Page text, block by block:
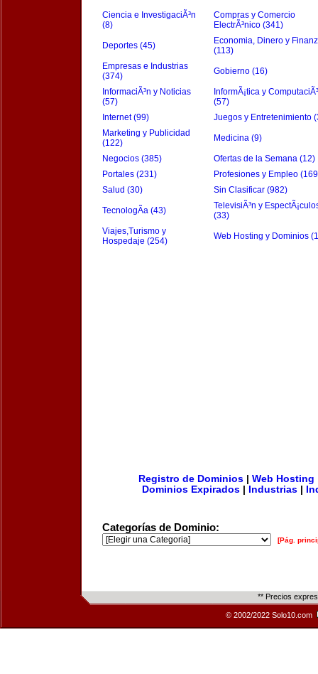
Ciencia e InvestigaciÃ³n
(8)
Compras y Comercio
ElectrÃ³nico (341)
Deportes (45)
Economia, Dinero y
(113)
Empresas e Industrias
(374)
Gobierno (16)
InformaciÃ³n y Noticias
(57)
InformÃ¡tica y
(57)
Internet (99)
Juegos y Entretenimiento
Marketing y Publicidad
(122)
Medicina (9)
Negocios (385)
Ofertas de la Semana (12)
Portales (231)
Profesiones y Empleo
Salud (30)
Sin Clasificar (982)
TecnologÃ­a (43)
TelevisiÃ³n y
(33)
Viajes,Turismo y
Hospedaje (254)
Web Hosting y Dominios
Registro de Dominios| Web Hosting
Dominios Expirados
Industrias
Categorías de Dominio:
[Pág.
** Precios
© 2002/2022 Solo10.com